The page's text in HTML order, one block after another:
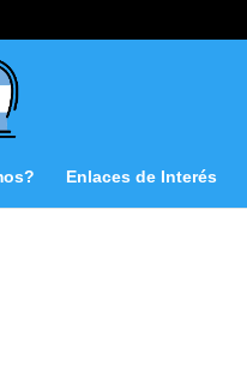
Enlaces de Interés